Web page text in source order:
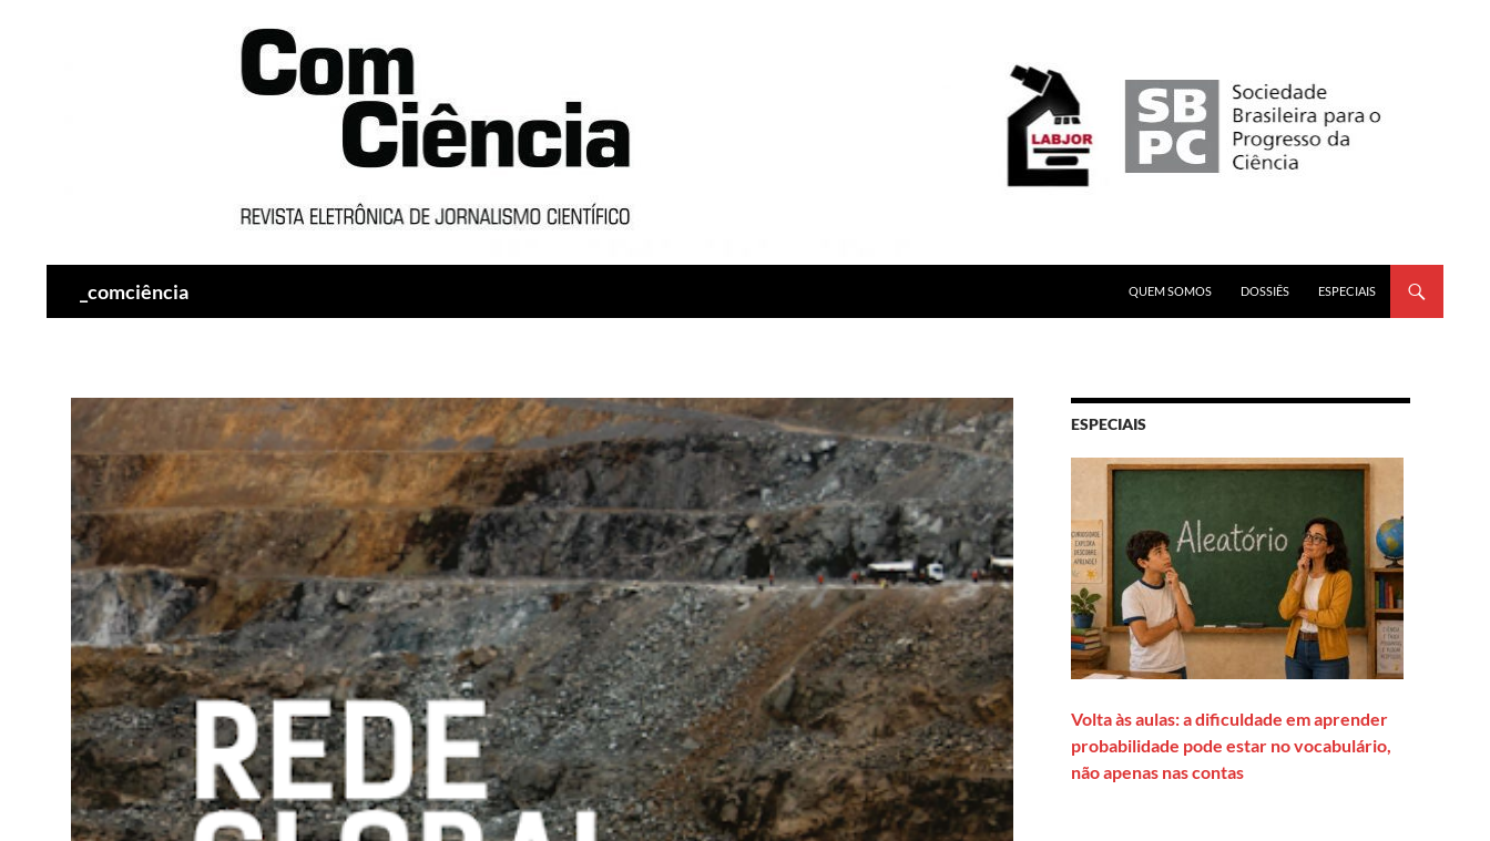
_comciência
QUEM SOMOS
DOSSIÊS ESPECIAIS
ESPECIAIS
Volta às aulas: a dificuldade em aprender
probabilidade pode estar no vocabulário,
não apenas nas contas